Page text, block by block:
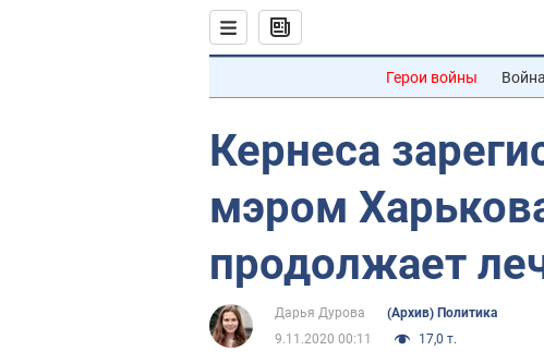
Герои войны
Кернеса
мэром
продолжает
Дарья Дурова
(Архив) Политика
9.11.2020 00:11
17,0 т.